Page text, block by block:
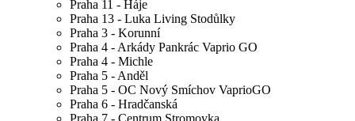
Praha 11 - Háje
Praha 13 - Luka Living Stodůlky
Praha 3 - Korunní
Praha 4 - Arkády Pankrác Vaprio GO
Praha 4 - Michle
Praha 5 - Anděl
Praha 5 - OC Nový Smíchov VaprioGO
Praha 6 - Hradčanská
Praha 7 - Centrum Stromovka